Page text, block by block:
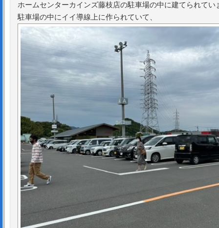
ホームセンターカインズ藤枝店の駐車場の中に建てられてい
駐車場の中にイイ導線上に作られていて、